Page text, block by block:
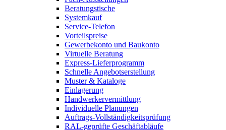
Beratungstische
Systemkauf
Service-Telefon
Vorteilspreise
Gewerbekonto und Baukonto
Virtuelle Beratung
Express-Lieferprogramm
Schnelle Angebotserstellung
Muster & Kataloge
Einlagerung
Handwerkervermittlung
Individuelle Planungen
Auftrags-Vollständigkeitsprüfung
RAL-geprüfte Geschäftabläufe